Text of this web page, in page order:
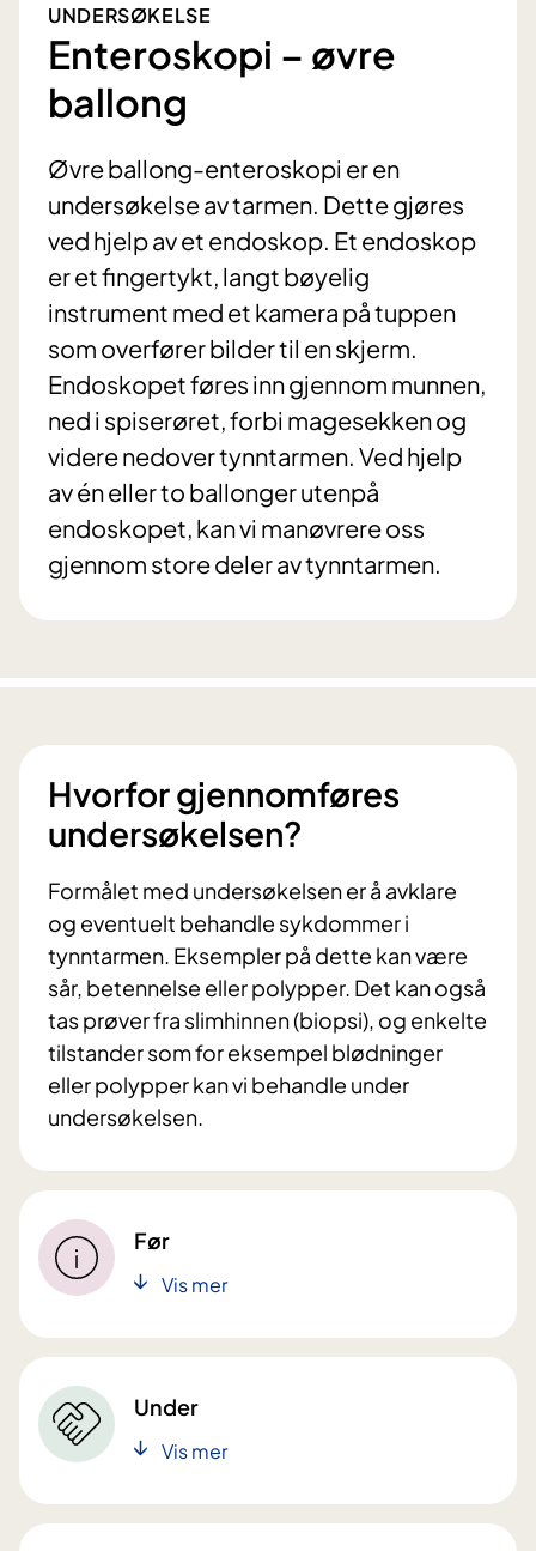
UNDERSØKELSE
Enteroskopi – øvre
ballong
Øvre ballong-enteroskopi er en
undersøkelse av tarmen. Dette gjøres
ved hjelp av et endoskop. Et endoskop
er et fingertykt, langt bøyelig
instrument med et kamera på tuppen
som overfører bilder til en skjerm.
Endoskopet føres inn gjennom munnen,
ned i spiserøret, forbi magesekken og
videre nedover tynntarmen. Ved hjelp
av én eller to ballonger utenpå
endoskopet, kan vi manøvrere oss
gjennom store deler av tynntarmen.
Hvorfor gjennomføres
undersøkelsen?
Formålet med undersøkelsen er å avklare
og eventuelt behandle sykdommer i
tynntarmen. Eksempler på dette kan være
sår, betennelse eller polypper. Det kan også
tas prøver fra slimhinnen (biopsi), og enkelte
tilstander som for eksempel blødninger
eller polypper kan vi behandle under
undersøkelsen.
Før
Vis mer
Under
Vis mer